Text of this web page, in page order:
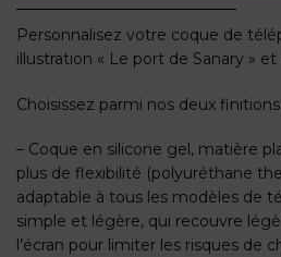
Personnalisez votre coque de
illustration « Le port de Sanary »
Choisissez parmi nos deux
– Coque en silicone gel, matière
plus de flexibilité (polyuréthane
adaptable à tous les modèles de
simple et légère, qui recouvre
l’écran pour limiter les risques de